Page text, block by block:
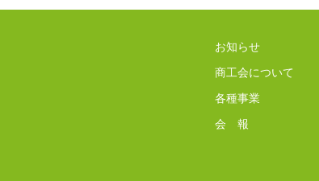
お知らせ
商工会について
各種事業
会 報